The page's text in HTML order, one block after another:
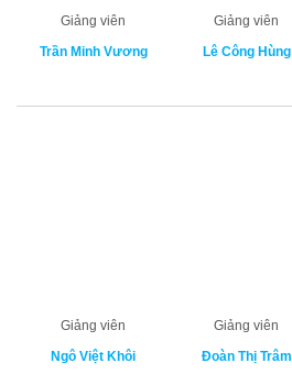
Giảng viên
Trần Minh Vương
Giảng viên
Lê Công Hùng
Giảng viên
Ngô Việt Khôi
Giảng viên
Đoàn Thị Trâm